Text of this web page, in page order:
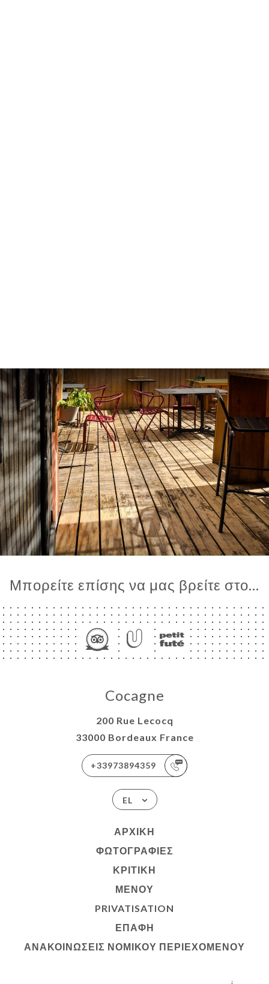
Μπορείτε επίσης να μας βρείτε στο...
Cocagne
200 Rue Lecocq
33000 Bordeaux France
+33973894359
EL
ΑΡΧΙΚΉ
ΦΩΤΟΓΡΑΦΊΕΣ
ΚΡΙΤΙΚΉ
ΜΕΝΟΎ
PRIVATISATION
ΕΠΑΦΉ
ΑΝΑΚΟΙΝΏΣΕΙΣ ΝΟΜΙΚΟΎ ΠΕΡΙΕΧΟΜΈΝΟΥ